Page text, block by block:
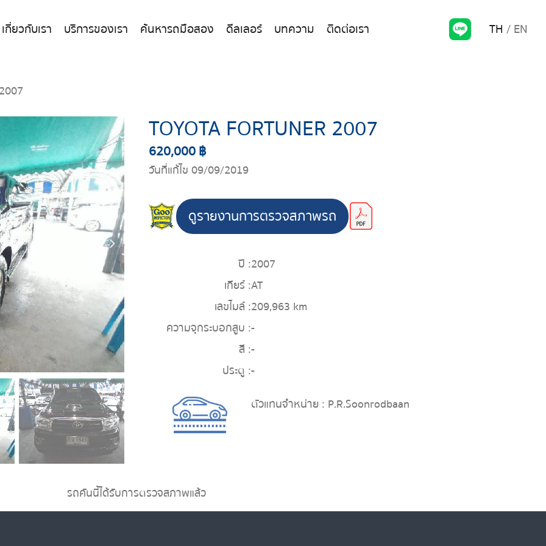
เกี่ยวกับเรา บริการของเรา ค้นหารถมือสอง ดีลเลอร์ บทความ ติดต่อเรา TH EN
TOYOTA FORTUNER 2007
620,000 ฿
วันที่แก้ไข 09/09/2019
ดูรายงานการตรวจสภาพรถ
ปี :2007
เกียร์ :AT
เลขไมล์ :209,963 km
ความจุกระบอกสูบ :-
สี :-
ประตู :-
ตัวแทนจำหน่าย : P.R.Soonrodbaan
รถคันนี้ได้รับการตรวจสภาพแล้ว